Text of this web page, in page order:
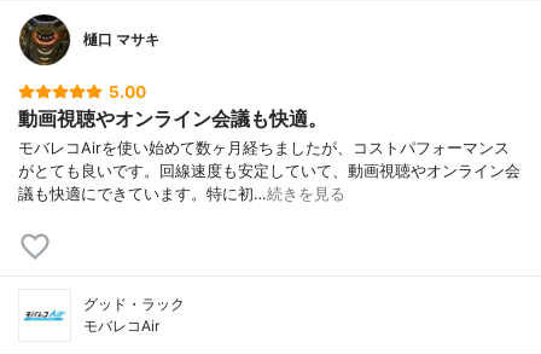
樋口 マサキ
5.00
動画視聴やオンライン会議も快適。
モバレコAirを使い始めて数ヶ月経ちましたが、コストパフォーマンス
がとても良いです。回線速度も安定していて、動画視聴やオンライン会
議も快適にできています。特に初…続きを見る
グッド・ラック
モバレコAir